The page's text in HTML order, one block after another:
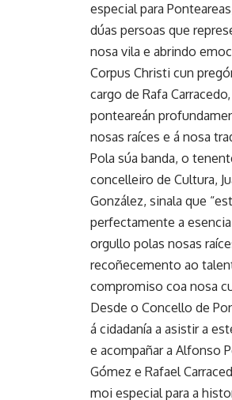
especial para
dúas persoas que
nosa vila e abrindo
Corpus Christi cun
cargo de Rafa
ponteareán
nosas raíces e á nosa
Pola súa banda, o
concelleiro de Cultura,
González, sinala que
perfectamente a
orgullo polas nosas
recoñecemento ao
compromiso coa nosa
Desde o Concello de
á cidadanía a asistir a
e acompañar a Alfonso
Gómez e Rafael
moi especial para a